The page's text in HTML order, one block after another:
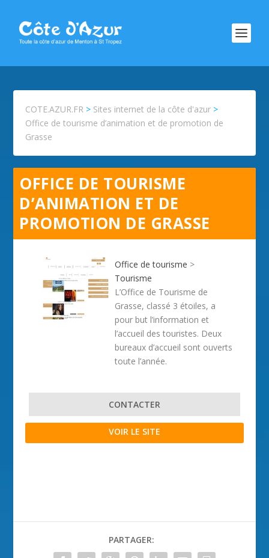
COTE.AZUR.FR > Sites internet de la côte d'azur >
Office de tourisme d’animation et de promotion de
Grasse
OFFICE DE TOURISME
D’ANIMATION ET DE
PROMOTION DE GRASSE
Office de tourisme >
Tourisme
L’Office de Tourisme de
Grasse, classé 3 étoiles, a
pour but l’information et
l’accueil des touristes. Deux
bureaux d’accueil sont ouverts
toute l’année.
CONTACTER
VOIR LE SITE
PARTAGER: